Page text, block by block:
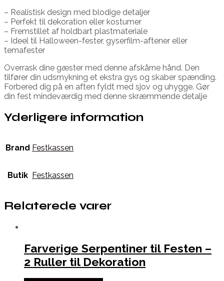
– Realistisk design med blodige detaljer
– Perfekt til dekoration eller kostumer
– Fremstillet af holdbart plastmateriale
– Ideel til Halloween-fester, gyserfilm-aftener eller
temafester
Overrask dine gæster med denne afskårne hånd. Den
tilfører din udsmykning et ekstra gys og skaber spænding.
Forbered dig på en aften fyldt med sjov og uhygge. Gør
din fest mindeværdig med denne skræmmende detalje
Yderligere information
Brand Festkassen
Butik Festkassen
Relaterede varer
Farverige Serpentiner til Festen –
2 Ruller til Dekoration